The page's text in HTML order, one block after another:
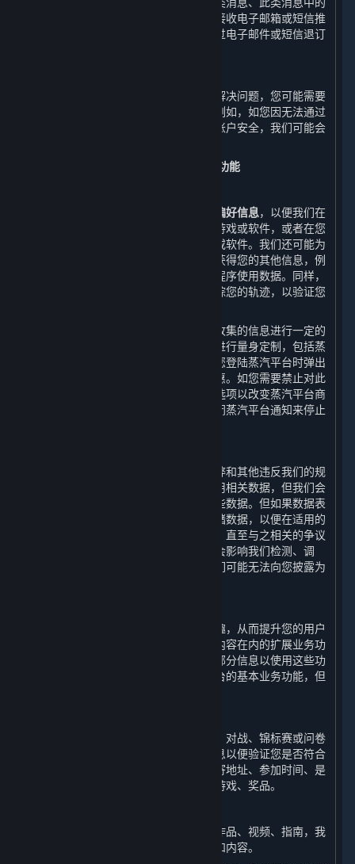
哪些链接被打开等相关信息。如您拒绝接收电子邮箱或短信推
送的商业信息，您可以随时在平台、通过电子邮件或短信退订
在您接受客户支持服务时，为了帮助您解决问题，您可能需要
提供本政策中未明确提及的其他信息，例如，如您因无法通过
密码成功登录账户而投诉，为确保您的账户安全，我们可能会
（二） 改进我们的内容和服务所必需的功能
订单信息、浏览信息和偏好信息，以便我们在
您启动平台时向您展示您可能感兴趣的游戏或软件，或者在您
搜索时向您展示您可能希望找到的游戏或软件。我们还可能为
了改进内容和服务的质量的合理需要而获得您的其他信息，例
如通过自动电子交互收集的数据和应用程序使用数据。同样，
我们也将通过我们的网站和应用程序跟踪您的轨迹，以验证您
为了改善您的用户体验，我们可能会对收集的信息进行一定的
处理，以便我们能够根据您的个性需求进行量身定制，包括蒸
汽平台商店页面显示的内容和服务以及您登陆蒸汽平台时弹出
的内容和服务的更新、相关的建议和优惠。如您需要禁止对此
类信息的处理，您可以通过设置特定筛选项以改变蒸汽平台商
店页面显示的内容和服务，或者通过关闭蒸汽平台通知来停止
为了检测、调查、处理和预防欺诈、作弊和其他违反我们的规
定和适用法律的行为，我们会收集和使用相关数据，但我们会
仅在上述目的所需的最短时间内存储这些数据。但如果数据表
明可能发生违规行为，我们将进一步存储数据，以便在适用的
诉讼时效期间用于主张索赔或进行抗辩，直至与之相关的争议
得到解决。请注意，如果披露此类信息会影响我们检测、调
查、处理和防止违规行为的机制，则我们可能无法向您披露为
为提升您通过平台运行游戏的便捷和乐趣，从而提升您的用户
体验，我们的平台会提供包括如下所列内容在内的扩展业务功
能。您可选择授权我们收集和使用您的部分信息以使用这些功
能；如您拒绝授权，您依然可以使用平台的基本业务功能，但
当您参与线上或线下活动时（包括比赛、对战、锦标赛或问卷
调查），我们会收集和使用您的相关信息以便验证您是否符合
活动资格并向您进行奖品派送，例如邮寄地址、参加时间、是
否符合资格、是否已过期、获奖时间、游戏、奖品。
如您上传、发布游戏文件、截图、美术作品、视频、指南，我
们会收集和使用您所上传、发布的信息和内容。